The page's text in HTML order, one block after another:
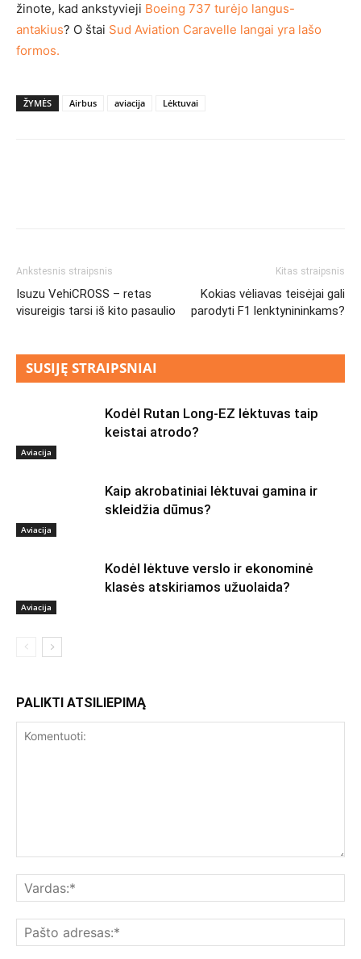
žinote, kad ankstyvieji Boeing 737 turėjo langus-
antakius? O štai Sud Aviation Caravelle langai yra lašo
formos.
ŽYMĖS Airbus aviacija Lėktuvai
Ankstesnis straipsnis
Isuzu VehiCROSS – retas
visureigis tarsi iš kito pasaulio
Kitas straipsnis
Kokias vėliavas teisėjai gali
parodyti F1 lenktynininkams?
SUSIJĘ STRAIPSNIAI
Aviacija
Kodėl Rutan Long-EZ lėktuvas taip
keistai atrodo?
Aviacija
Kaip akrobatiniai lėktuvai gamina ir
skleidžia dūmus?
Aviacija
Kodėl lėktuve verslo ir ekonominė
klasės atskiriamos užuolaida?
PALIKTI ATSILIEPIMĄ